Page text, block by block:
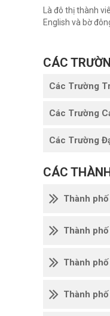
Là đô thị thành
English và bờ
CÁC
Các Trường
Các Trường
Các Trường
CÁC
Thành phố
Thành
Thành
Thành